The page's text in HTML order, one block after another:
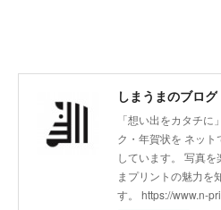
しまうまのブログ
「想い出をカタチ
ク・年賀状を ネッ
しています。 写真
まプリントの魅力を
す。 https://www.n-